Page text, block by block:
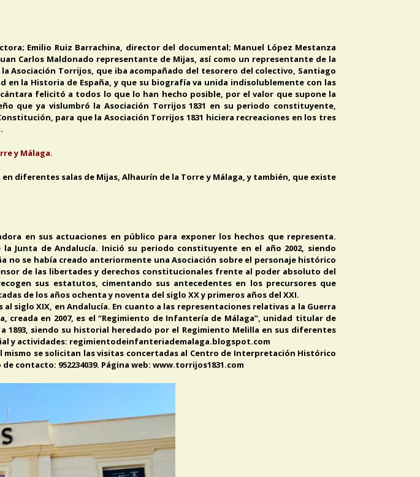
Emilio Ruiz Barrachina, director del documental; Manuel López Mestanza
Carlos Maldonado representante de Mijas, así como un representante de la
Asociación Torrijos, que iba acompañado del tesorero del colectivo, Santiago
la Historia de España, y que su biografía va unida indisolublemente con las
felicitó a todos lo que lo han hecho posible, por el valor que supone la
que ya vislumbró la Asociación Torrijos 1831 en su periodo constituyente,
para que la Asociación Torrijos 1831 hiciera recreaciones en los tres
y Málaga.
diferentes salas de Mijas, Alhaurín de la Torre y Málaga, y también, que existe
en sus actuaciones en público para exponer los hechos que representa.
Junta de Andalucía. Inició su periodo constituyente en el año 2002, siendo
no se había creado anteriormente una Asociación sobre el personaje histórico
de las libertades y derechos constitucionales frente al poder absoluto del
sus estatutos, cimentando sus antecedentes en los precursores que
de los años ochenta y noventa del siglo XX y primeros años del XXI.
siglo XIX, en Andalucía. En cuanto a las representaciones relativas a la Guerra
en 2007, es el “Regimiento de Infantería de Málaga”, unidad titular de
1893, siendo su historial heredado por el Regimiento Melilla en sus diferentes
y actividades: regimientodeinfanteriademalaga.blogspot.com
se solicitan las visitas concertadas al Centro de Interpretación Histórico
contacto: 952234039. Página web: www.torrijos1831.com